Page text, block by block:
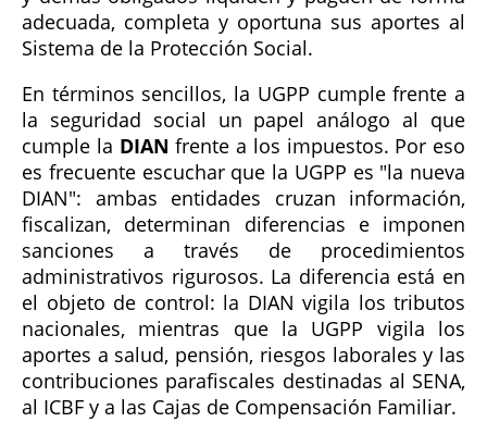
adecuada, completa y oportuna sus aportes al
Sistema de la Protección Social.
En términos sencillos, la UGPP cumple frente a
la seguridad social un papel análogo al que
cumple la DIAN frente a los impuestos. Por eso
es frecuente escuchar que la UGPP es "la nueva
DIAN": ambas entidades cruzan información,
fiscalizan, determinan diferencias e imponen
sanciones a través de procedimientos
administrativos rigurosos. La diferencia está en
el objeto de control: la DIAN vigila los tributos
nacionales, mientras que la UGPP vigila los
aportes a salud, pensión, riesgos laborales y las
contribuciones parafiscales destinadas al SENA,
al ICBF y a las Cajas de Compensación Familiar.